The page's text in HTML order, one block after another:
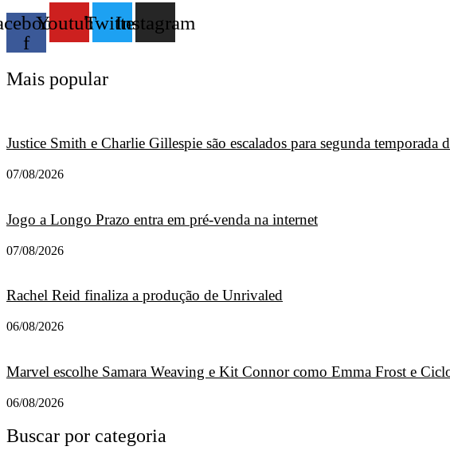
f
YoutubeTwitterInstagram
Mais popular
Justice Smith e Charlie Gillespie são escalados para segunda
07/08/2026
Jogo a Longo Prazo entra em pré-venda na internet
07/08/2026
Rachel Reid finaliza a produção de Unrivaled
06/08/2026
Marvel escolhe Samara Weaving e Kit Connor como Emma Frost e
06/08/2026
Buscar por categoria